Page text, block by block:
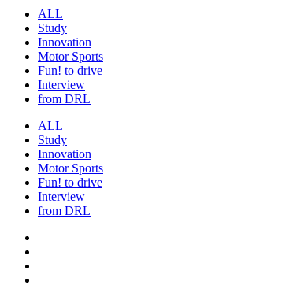
ALL
Study
Innovation
Motor Sports
Fun! to drive
Interview
from DRL
ALL
Study
Innovation
Motor Sports
Fun! to drive
Interview
from DRL